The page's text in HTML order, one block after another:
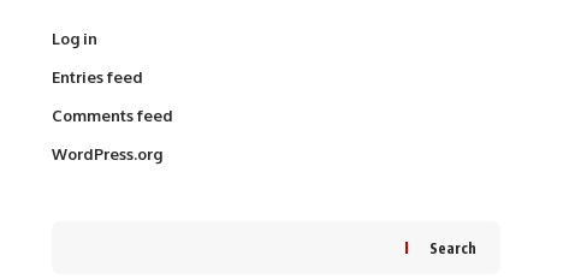
Log in
Entries feed
Comments feed
WordPress.org
Search